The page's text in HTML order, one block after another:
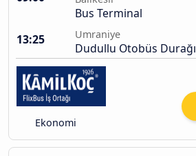
Bus Terminal
13:25
Umraniye
Dudullu Otobüs Durağı
Ekonomi